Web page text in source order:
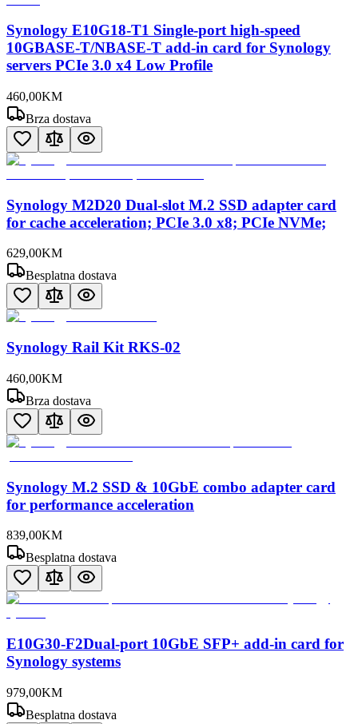
Synology E10G18-T1 Single-port high-speed
10GBASE-T/NBASE-T add-in card for Synology
servers PCIe 3.0 x4 Low Profile
460,00KM
Brza dostava
Synology M2D20 Dual-slot M.2 SSD adapter card
for cache acceleration; PCIe 3.0 x8; PCIe NVMe;
629,00KM
Besplatna dostava
Synology Rail Kit RKS-02
460,00KM
Brza dostava
Synology M.2 SSD & 10GbE combo adapter card
for performance acceleration
839,00KM
Besplatna dostava
E10G30-F2Dual-port 10GbE SFP+ add-in card for
Synology systems
979,00KM
Besplatna dostava